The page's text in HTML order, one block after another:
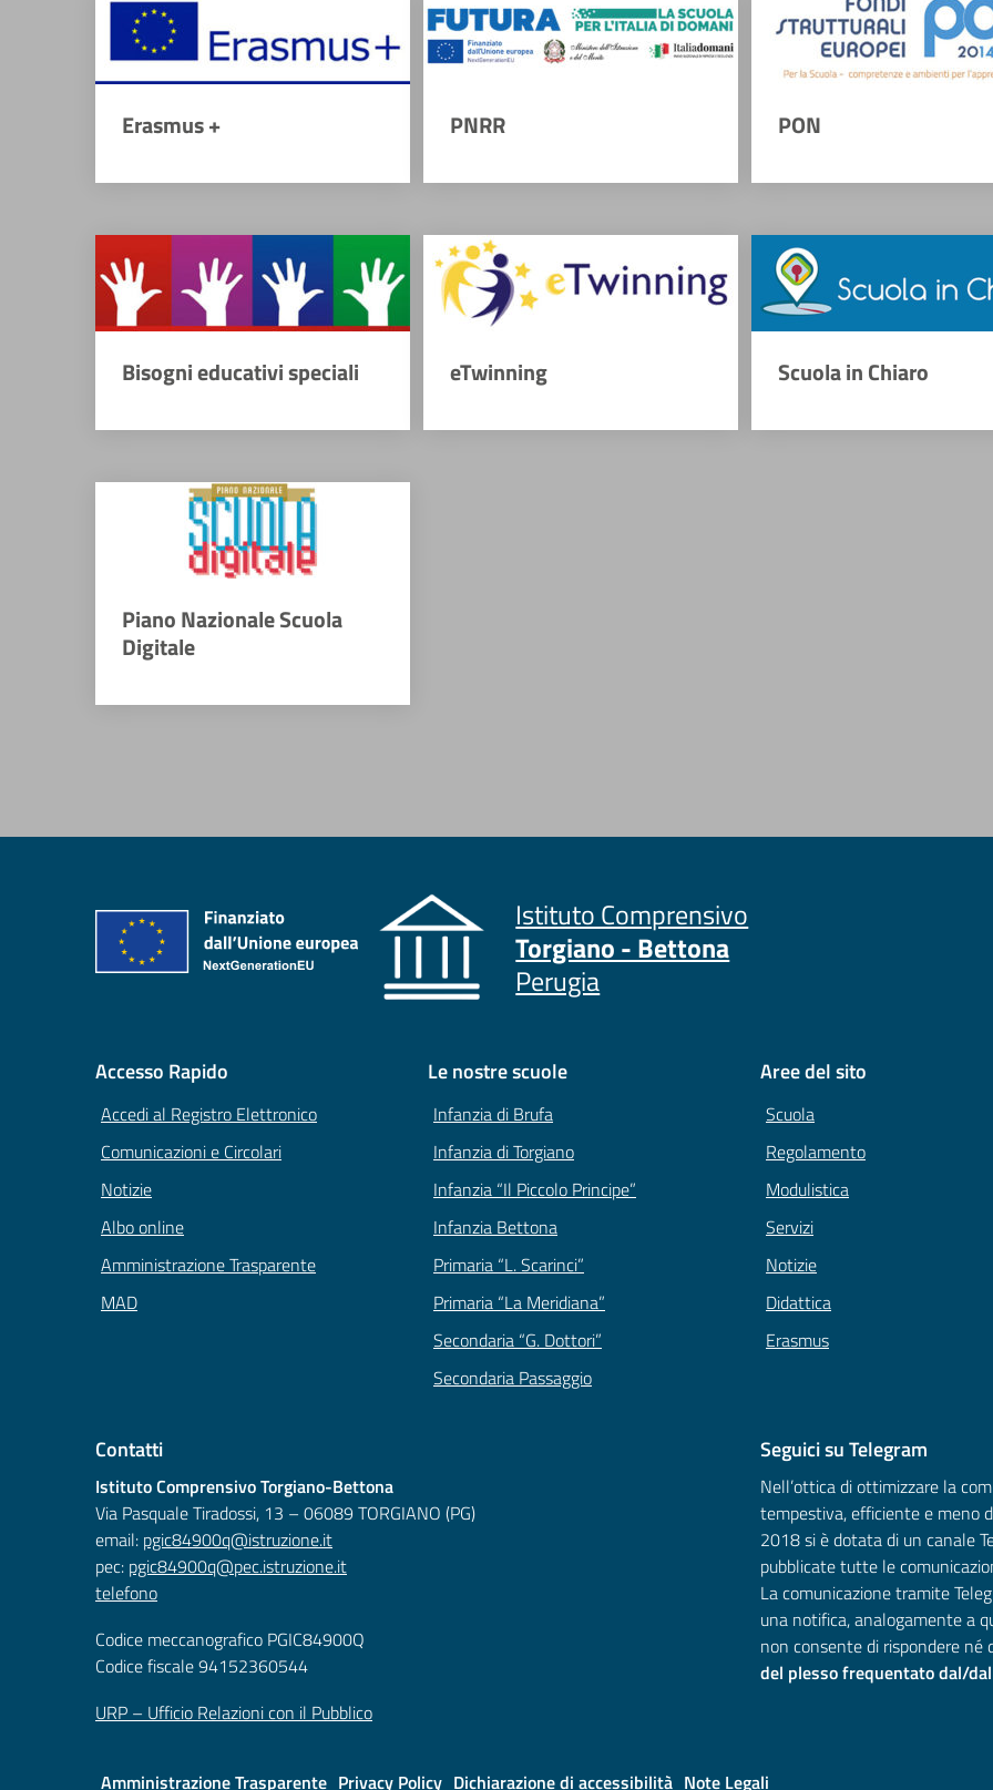
Erasmus + PNRR PON
Bisogni educativi speciali eTwinning Scuola in Chiaro
Piano Nazionale Scuola
Digitale
Istituto Comprensivo
Torgiano - Bettona
Perugia
Accesso Rapido
Accedi al Registro Elettronico
Comunicazioni e Circolari
Notizie
Albo online
Amministrazione Trasparente
MAD
Le nostre scuole
Infanzia di Brufa
Infanzia di Torgiano
Infanzia “Il Piccolo Principe”
Infanzia Bettona
Primaria “L. Scarinci”
Primaria “La Meridiana”
Secondaria “G. Dottori”
Secondaria Passaggio
Aree del sito
Scuola
Regolamento
Modulistica
Servizi
Notizie
Didattica
Erasmus
Contatti
Istituto Comprensivo Torgiano-Bettona
Via Pasquale Tiradossi, 13 – 06089 TORGIANO (PG)
email: pgic84900q@istruzione.it
pec: pgic84900q@pec.istruzione.it
telefono
Codice meccanografico PGIC84900Q
Codice fiscale 94152360544
URP – Ufficio Relazioni con il Pubblico
Seguici su Telegram
Nell’ottica di ottimizzare la
tempestiva, efficiente e meno
2018 si è dotata di un canale
pubblicate tutte le
La comunicazione tramite
una notifica, analogamente a
non consente di rispondere né
del plesso frequentato dal/
Amministrazione Trasparente Privacy Policy Dichiarazione di accessibilità Note Legali